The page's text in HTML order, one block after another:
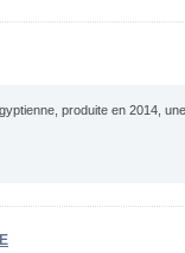
produite en 2014,